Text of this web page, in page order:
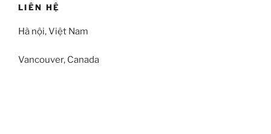
LIÊN HỆ
Hà nội, Việt Nam
Vancouver, Canada